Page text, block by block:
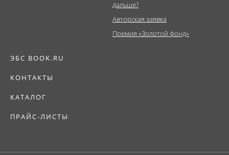
дальше?
Авторская заявка
Премия «Золотой фонд»
ЭБС BOOK.RU
КОНТАКТЫ
КАТАЛОГ
ПРАЙС-ЛИСТЫ